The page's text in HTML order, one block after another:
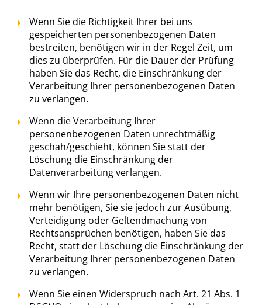
Wenn Sie die Richtigkeit Ihrer bei uns
gespeicherten personenbezogenen Daten
bestreiten, benötigen wir in der Regel Zeit, um
dies zu überprüfen. Für die Dauer der Prüfung
haben Sie das Recht, die Einschränkung der
Verarbeitung Ihrer personenbezogenen Daten
zu verlangen.
Wenn die Verarbeitung Ihrer
personenbezogenen Daten unrechtmäßig
geschah/geschieht, können Sie statt der
Löschung die Einschränkung der
Datenverarbeitung verlangen.
Wenn wir Ihre personenbezogenen Daten nicht
mehr benötigen, Sie sie jedoch zur Ausübung,
Verteidigung oder Geltendmachung von
Rechtsansprüchen benötigen, haben Sie das
Recht, statt der Löschung die Einschränkung der
Verarbeitung Ihrer personenbezogenen Daten
zu verlangen.
Wenn Sie einen Widerspruch nach Art. 21 Abs. 1